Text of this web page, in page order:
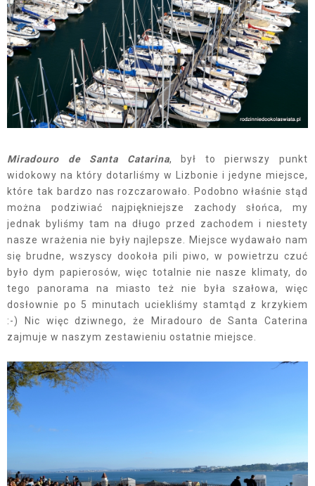
Miradouro de Santa Catarina, był to pierwszy punkt
widokowy na który dotarliśmy w Lizbonie i jedyne miejsce,
które tak bardzo nas rozczarowało. Podobno właśnie stąd
można podziwiać najpiękniejsze zachody słońca, my
jednak byliśmy tam na długo przed zachodem i niestety
nasze wrażenia nie były najlepsze. Miejsce wydawało nam
się brudne, wszyscy dookoła pili piwo, w powietrzu czuć
było dym papierosów, więc totalnie nie nasze klimaty, do
tego panorama na miasto też nie była szałowa, więc
dosłownie po 5 minutach uciekliśmy stamtąd z krzykiem
:-) Nic więc dziwnego, że Miradouro de Santa Caterina
zajmuje w naszym zestawieniu ostatnie miejsce.